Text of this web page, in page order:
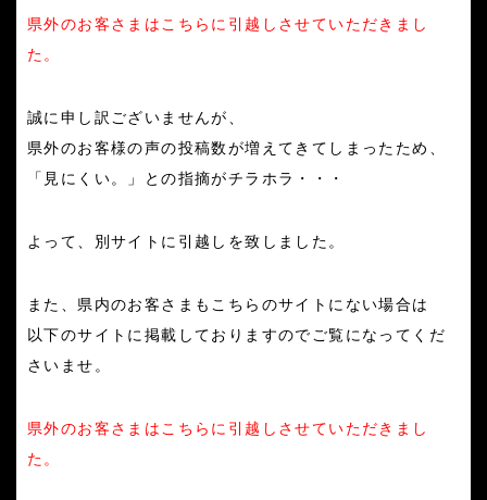
県外のお客さまはこちらに引越しさせていただきまし
た。
誠に申し訳ございませんが、
県外のお客様の声の投稿数が増えてきてしまったため、
「見にくい。」との指摘がチラホラ・・・
よって、別サイトに引越しを致しました。
また、県内のお客さまもこちらのサイトにない場合は
以下のサイトに掲載しておりますのでご覧になってくだ
さいませ。
県外のお客さまはこちらに引越しさせていただきまし
た。